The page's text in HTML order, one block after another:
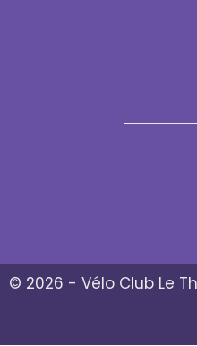
© 2026 - Vélo Club Le